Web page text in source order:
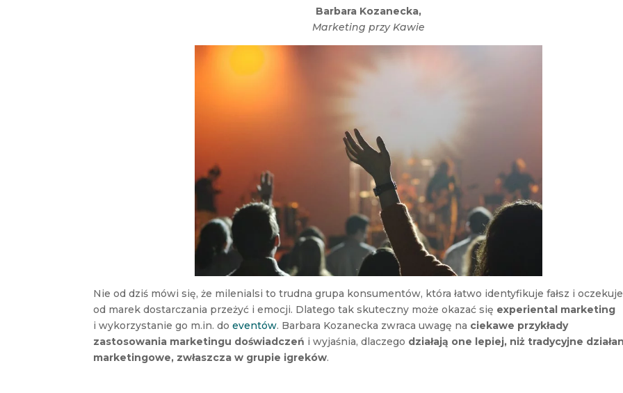
Barbara Kozanecka,
Marketing przy Kawie
Nie od dziś mówi się, że milenialsi to trudna grupa konsumentów, która łatwo identyfikuje fałsz i oczekuje
od marek dostarczania przeżyć i emocji. Dlatego tak skuteczny może okazać się experiental marketing
i wykorzystanie go m.in. doeventów. Barbara Kozanecka zwraca uwagę na ciekawe przykłady
zastosowania marketingu doświadczeń i wyjaśnia, dlaczego działają one lepiej, niż tradycyjne
marketingowe, zwłaszcza w grupie igreków.